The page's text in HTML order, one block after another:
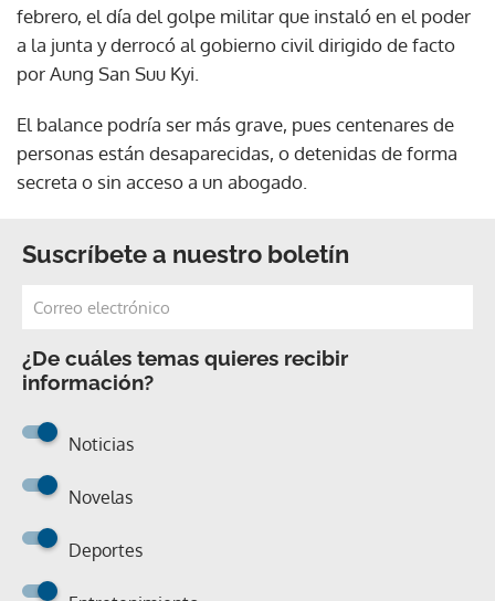
febrero, el día del golpe militar que instaló en el poder
a la junta y derrocó al gobierno civil dirigido de facto
por Aung San Suu Kyi.
El balance podría ser más grave, pues centenares de
personas están desaparecidas, o detenidas de forma
secreta o sin acceso a un abogado.
Suscríbete a nuestro boletín
¿De cuáles temas quieres recibir
información?
Noticias
Novelas
Deportes